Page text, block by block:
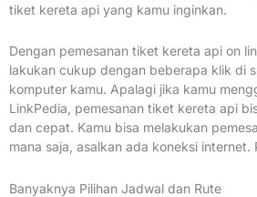
tiket kereta api yang kamu inginkan.
Dengan pemesanan tiket kereta api on
lakukan cukup dengan beberapa klik di
komputer kamu. Apalagi jika kamu
LinkPedia, pemesanan tiket kereta api
dan cepat. Kamu bisa melakukan
mana saja, asalkan ada koneksi internet.
Banyaknya Pilihan Jadwal dan Rute